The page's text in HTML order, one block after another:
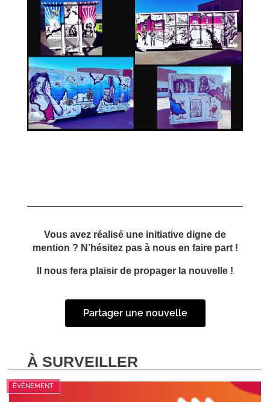
Vous avez réalisé une initiative digne de
mention ? N’hésitez pas à nous en faire part !
Il nous fera plaisir de propager la nouvelle !
Partager une nouvelle
À SURVEILLER
ÉVÉNEMENT